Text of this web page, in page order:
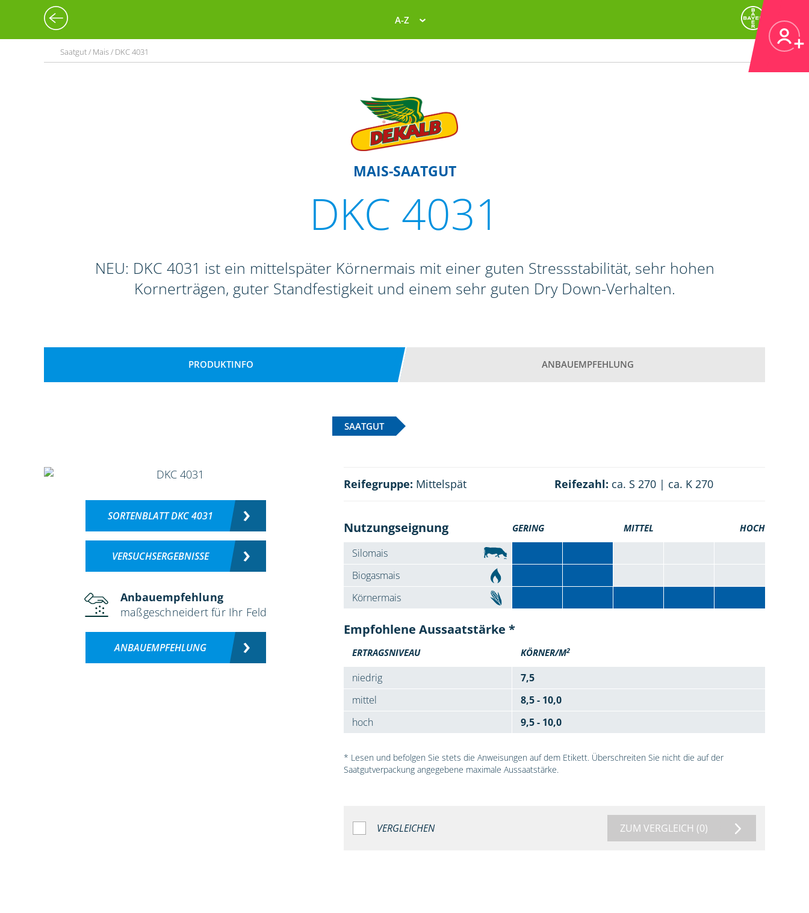
A-Z
Saatgut / Mais / DKC 4031
MAIS-SAATGUT
DKC 4031
NEU: DKC 4031 ist ein mittelspäter Körnermais mit einer guten Stressstabilität, sehr hohen
Kornerträgen, guter Standfestigkeit und einem sehr guten Dry Down-Verhalten.
PRODUKTINFO ANBAUEMPFEHLUNG
SAATGUT
SORTENBLATT DKC 4031
VERSUCHSERGEBNISSE
Anbauempfehlung
maßgeschneidert für Ihr Feld
ANBAUEMPFEHLUNG
Reifegruppe: Mittelspät Reifezahl: ca. S 270 | ca. K 270
Nutzungseignung GERING MITTEL HOCH
Silomais
Biogasmais
Körnermais
Empfohlene Aussaatstärke *
ERTRAGSNIVEAU KÖRNER/M2
niedrig
7,5
mittel
8,5 - 10,0
hoch
9,5 - 10,0
* Lesen und befolgen Sie stets die Anweisungen auf dem Etikett. Überschreiten Sie nicht die auf der
Saatgutverpackung angegebene maximale Aussaatstärke.
VERGLEICHEN ZUM VERGLEICH (0)